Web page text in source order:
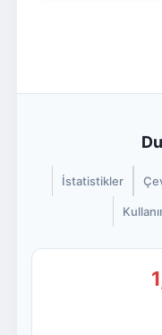
İstatistikler